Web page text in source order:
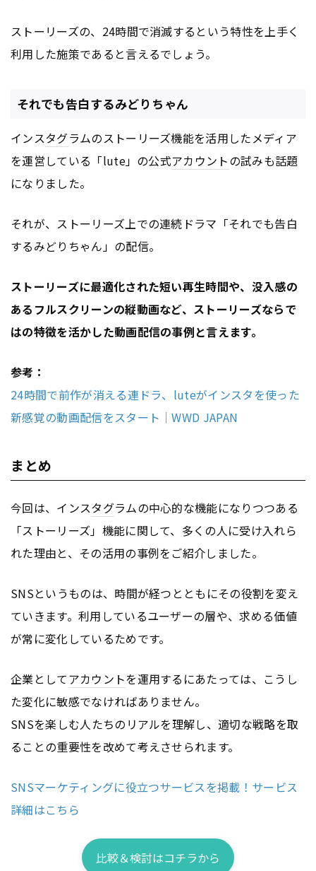
ストーリーズの、24時間で消滅するという特性を上手く
利用した施策であると言えるでしょう。
それでも告白するみどりちゃん
インスタグラムのストーリーズ機能を活用したメディア
を運営している「lute」の公式アカウントの試みも話題
になりました。
それが、ストーリーズ上での連続ドラマ「それでも告白
するみどりちゃん」の配信。
ストーリーズに最適化された短い再生時間や、没入感の
あるフルスクリーンの縦動画など、ストーリーズならで
はの特徴を活かした動画配信の事例と言えます。
参考：
24時間で前作が消える連ドラ、luteがインスタを使った
新感覚の動画配信をスタート│WWD JAPAN
まとめ
今回は、インスタグラムの中心的な機能になりつつある
「ストーリーズ」機能に関して、多くの人に受け入れら
れた理由と、その活用の事例をご紹介しました。
SNSというものは、時間が経つとともにその役割を変え
ていきます。利用しているユーザーの層や、求める価値
が常に変化しているためです。
企業としてアカウントを運用するにあたっては、こうし
た変化に敏感でなければありません。
SNSを楽しむ人たちのリアルを理解し、適切な戦略を取
ることの重要性を改めて考えさせられます。
SNSマーケティングに役立つサービスを掲載！サービス
詳細はこちら
比較＆検討はコチラから